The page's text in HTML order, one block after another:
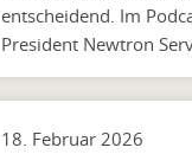
entscheidend. Im
President Newtron
18. Februar 2026